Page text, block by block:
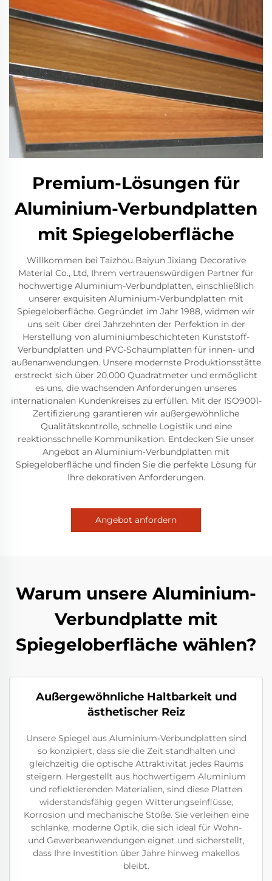
Premium-Lösungen für
Aluminium-Verbundplatten
mit Spiegeloberfläche
Willkommen bei Taizhou Baiyun Jixiang Decorative
Material Co., Ltd, Ihrem vertrauenswürdigen Partner für
hochwertige Aluminium-Verbundplatten, einschließlich
unserer exquisiten Aluminium-Verbundplatten mit
Spiegeloberfläche. Gegründet im Jahr 1988, widmen wir
uns seit über drei Jahrzehnten der Perfektion in der
Herstellung von aluminiumbeschichteten Kunststoff-
Verbundplatten und PVC-Schaumplatten für innen- und
außenanwendungen. Unsere modernste Produktionsstätte
erstreckt sich über 20.000 Quadratmeter und ermöglicht
es uns, die wachsenden Anforderungen unseres
internationalen Kundenkreises zu erfüllen. Mit der ISO9001-
Zertifizierung garantieren wir außergewöhnliche
Qualitätskontrolle, schnelle Logistik und eine
reaktionsschnelle Kommunikation. Entdecken Sie unser
Angebot an Aluminium-Verbundplatten mit
Spiegeloberfläche und finden Sie die perfekte Lösung für
Ihre dekorativen Anforderungen.
Angebot anfordern
Warum unsere Aluminium-
Verbundplatte mit
Spiegeloberfläche wählen?
Außergewöhnliche Haltbarkeit und
ästhetischer Reiz
Unsere Spiegel aus Aluminium-Verbundplatten sind
so konzipiert, dass sie die Zeit standhalten und
gleichzeitig die optische Attraktivität jedes Raums
steigern. Hergestellt aus hochwertigem Aluminium
und reflektierenden Materialien, sind diese Platten
widerstandsfähig gegen Witterungseinflüsse,
Korrosion und mechanische Stöße. Sie verleihen eine
schlanke, moderne Optik, die sich ideal für Wohn-
und Gewerbeanwendungen eignet und sicherstellt,
dass Ihre Investition über Jahre hinweg makellos
bleibt.